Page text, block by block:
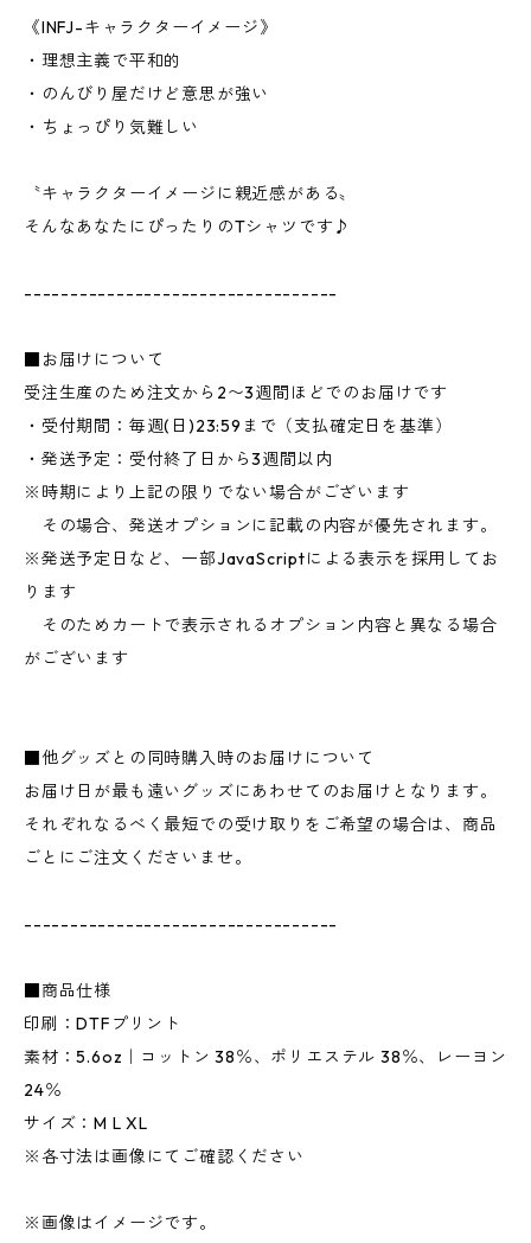
《INFJ-キャラクターイメージ》
・理想主義で平和的
・のんびり屋だけど意思が強い
・ちょっぴり気難しい
〝キャラクターイメージに親近感がある〟
そんなあなたにぴったりのTシャツです♪
----------------------------------
■お届けについて
受注生産のため注文から2〜3週間ほどでのお届けです
・受付期間：毎週(日)23:59まで（支払確定日を基準）
・発送予定：受付終了日から3週間以内
※時期により上記の限りでない場合がございます
その場合、発送オプションに記載の内容が優先されます。
※発送予定日など、一部JavaScriptによる表示を採用してお
ります
そのためカートで表示されるオプション内容と異なる場合
がございます
■他グッズとの同時購入時のお届けについて
お届け日が最も遠いグッズにあわせてのお届けとなります。
それぞれなるべく最短での受け取りをご希望の場合は、商品
ごとにご注文くださいませ。
----------------------------------
■商品仕様
印刷：DTFプリント
素材：5.6oz｜コットン 38％、ポリエステル 38％、レーヨン
24％
サイズ：M L XL
※各寸法は画像にてご確認ください
※画像はイメージです。